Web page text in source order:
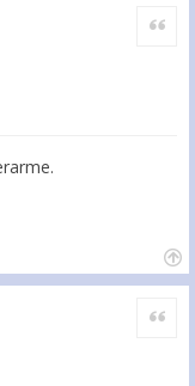
Citar
Citar